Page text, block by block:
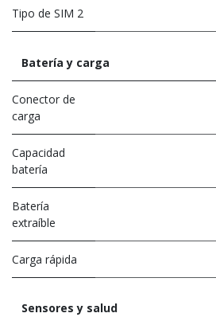
Tipo de SIM 2
Batería y carga
Conector de
carga
Capacidad
batería
Batería
extraíble
Carga rápida
Sensores y salud